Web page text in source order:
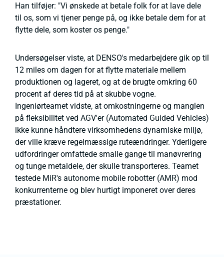
Han tilføjer: "Vi ønskede at betale folk for at lave dele
til os, som vi tjener penge på, og ikke betale dem for at
flytte dele, som koster os penge."
Undersøgelser viste, at DENSO's medarbejdere gik op til
12 miles om dagen for at flytte materiale mellem
produktionen og lageret, og at de brugte omkring 60
procent af deres tid på at skubbe vogne.
Ingeniørteamet vidste, at omkostningerne og manglen
på fleksibilitet ved AGV'er (Automated Guided Vehicles)
ikke kunne håndtere virksomhedens dynamiske miljø,
der ville kræve regelmæssige ruteændringer. Yderligere
udfordringer omfattede smalle gange til manøvrering
og tunge metaldele, der skulle transporteres. Teamet
testede MiR's autonome mobile robotter (AMR) mod
konkurrenterne og blev hurtigt imponeret over deres
præstationer.